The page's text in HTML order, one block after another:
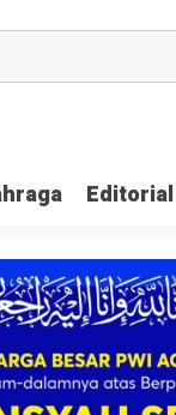
Editorial
Jaya Bahas
Sortir, Panwaslih